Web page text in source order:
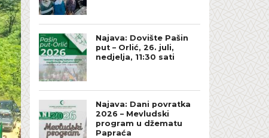
Najava: Dovište Pašin
put – Orlić, 26. juli,
nedjelja, 11:30 sati
Najava: Dani povratka
2026 – Mevludski
program u džematu
Papraća